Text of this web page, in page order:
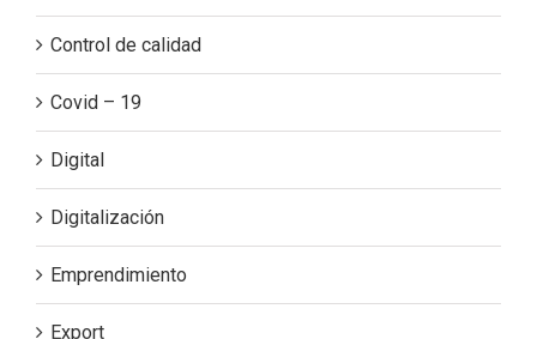
Control de calidad
Covid – 19
Digital
Digitalización
Emprendimiento
Export